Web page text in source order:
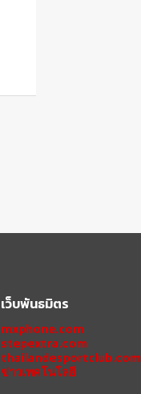
เว็บพันธมิตร
mxphone.com
stepextra.com
thailandesportclub.com
ข่าวเทคโนโลยี